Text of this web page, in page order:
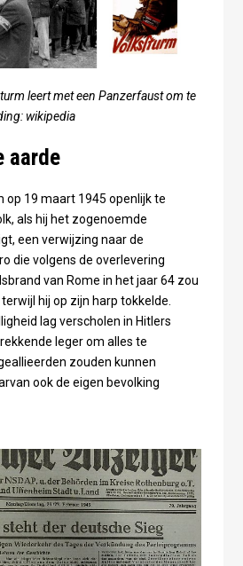
leert met een Panzerfaust om te
wikipedia
aarde
op 19 maart 1945 openlijk te
als hij het zogenoemde
een verwijzing naar de
die volgens de overlevering
van Rome in het jaar 64 zou
hij op zijn harp tokkelde.
lag verscholen in Hitlers
leger om alles te
zouden kunnen
ook de eigen bevolking